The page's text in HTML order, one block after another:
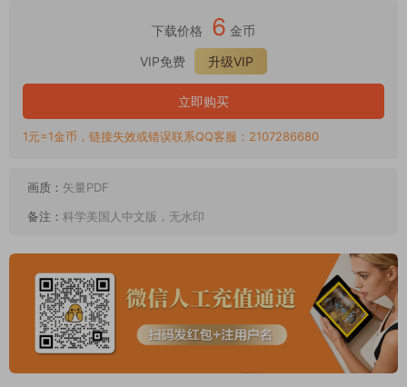
下载价格 6 金币
VIP免费
升级VIP
立即购买
1元=1金币，链接失效或错误联系QQ客服：2107286680
画质： 矢量PDF
备注： 科学美国人中文版，无水印